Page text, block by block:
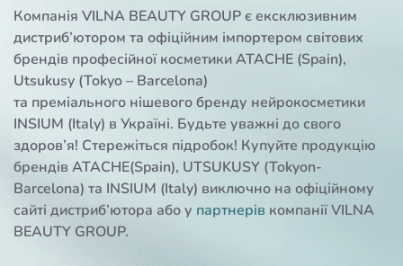
Компанія VILNA BEAUTY GROUP є ексклюзивним
дистриб’ютором та офіційним імпортером світових
брендів професійної косметики ATACHE (Spain),
Utsukusy (Tokyo – Barcelona)
та преміального нішевого бренду нейрокосметики
INSIUM (Italy) в Україні. Будьте уважні до свого
здоров’я! Стережіться підробок! Купуйте продукцію
брендів ATACHE(Spain), UTSUKUSY (Tokyon-
Barcelona) та INSIUM (Italy) виключно на офіційному
сайті дистриб’ютора або у партнерів компанії VILNA
BEAUTY GROUP.